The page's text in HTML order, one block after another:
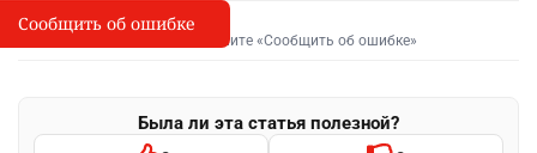
I
Сообщить об опечатке
Выделите фрагмент и нажмите «Сообщить об ошибке»
Была ли эта статья полезной?
Сообщить об ошибке